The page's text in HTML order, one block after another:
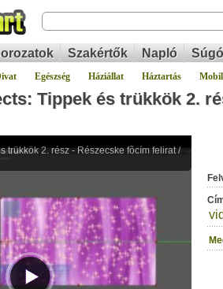
Szakértők Napló Súgó
Egészség Háziállat Háztartás Mobil
Tippek és trükkök 2.